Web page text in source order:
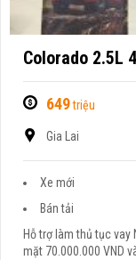
Colorado 2.5L
649triệu
Gia Lai
Xe mới
Bán tải
Hỗ trợ làm thủ tục vay
mặt 70.000.000 VND